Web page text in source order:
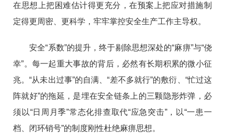
在思想上把困难估计得更充分，在预案上把应对措施制
定得更周密、更科学，牢牢掌控安全生产工作主导权。
安全“系数”的提升，终于剔除思想深处的“麻痹”与“侥
幸”。每一起重大事故的背后，必然有长期积累的微小征
兆。“从未出过事”的自满、“差不多就行”的敷衍、“忙过这
阵就好”的拖延，是埋在安全链条上的三颗隐形炸弹，必
须以“日周月季”常态化排查取代“应急突击”，以“一患一
档、闭环销号”的制度刚性杜绝麻痹思想。